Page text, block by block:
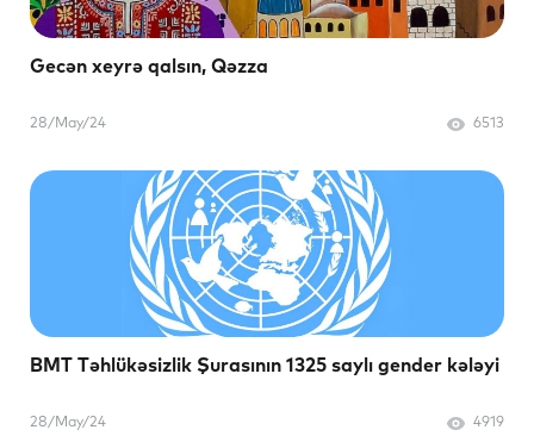
Gecən xeyrə qalsın, Qəzza
28/May/24 6513
BMT Təhlükəsizlik Şurasının 1325 saylı gender kələyi
28/May/24 4919